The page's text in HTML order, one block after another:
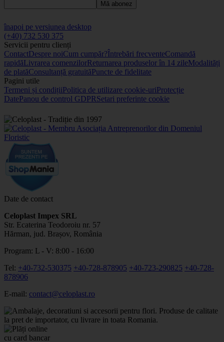
Mă abonez
înapoi pe versiunea desktop
(+40) 732 530 375
Servicii pentru clienți
ContactDespre noiCum cumpăr?Întrebări frecventeComandă
rapidăLivrarea comenzilorReturnarea produselor în 14 zileModalități
de platăConsultanță gratuităPuncte de fidelitate
Pagini utile
Termeni și condițiiPolitica de utilizare cookie-uriProtecție
DatePanou de control GDPRSetari preferinte cookie
Date de contact
Celoplast Impex SRL
Str. Ecaterina Teodoroiu nr. 57
Hărman, jud. Brașov, România
Program: L - V: 8:00 - 16:00
Tel: +40-732-530375 +40-728-878905 +40-723-290825 +40-728-
878906
E-mail: contact@celoplast.ro